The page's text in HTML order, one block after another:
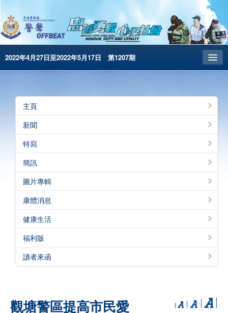
2022年4月27日至2022年5月17日 第1207期
昔日警聲
警務處主頁
简体版
English
電子書版
警聲特刊
主頁
新聞
特寫
簡訊
圖片專輯
康體消息
健康生活
福利版
讀者來函
觀塘警區提高市民愛